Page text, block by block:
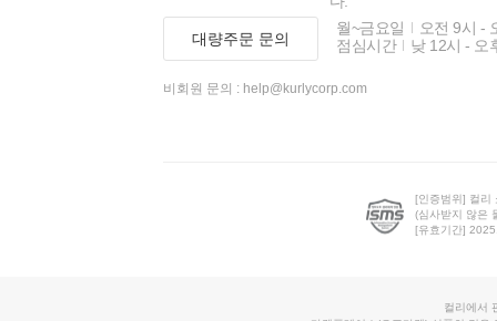
대량주문 문의
월~금요일
오전 9시 -
점심시간
낮 12시 - 오
비회원 문의 : help@kurlycorp.com
[인증범위] 컬리
(심사받지 않은
[유효기간]
컬리에서